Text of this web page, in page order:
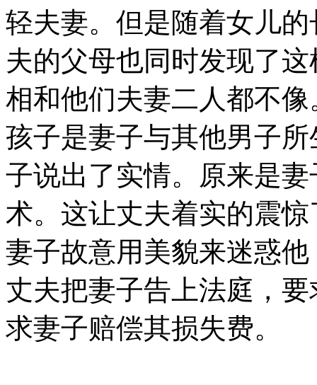
轻夫妻。但是随着女儿
夫的父母也同时发现了
相和他们夫妻二人都不
孩子是妻子与其他男子
子说出了实情。原来是
术。这让丈夫着实的震
妻子故意用美貌来迷惑
丈夫把妻子告上法庭，
求妻子赔偿其损失费。